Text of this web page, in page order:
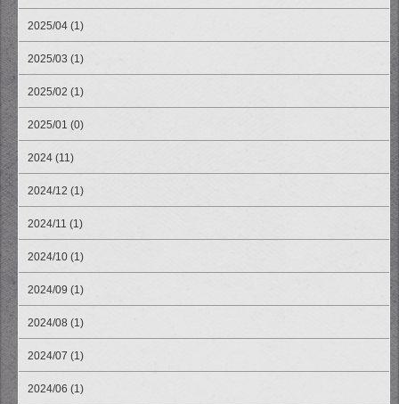
2025/04 (1)
2025/03 (1)
2025/02 (1)
2025/01 (0)
2024 (11)
2024/12 (1)
2024/11 (1)
2024/10 (1)
2024/09 (1)
2024/08 (1)
2024/07 (1)
2024/06 (1)